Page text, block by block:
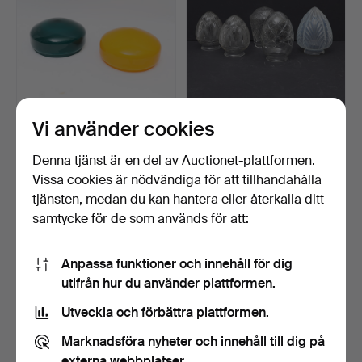
LAMPSKÄRMAR, 2st, 1900-
talets början.
Klubbades 23 maj 2026
1 bud
32 USD
LAMPKUPOR, 5st, tidigt
1900-tal, delvis me…
Klubbades 23 maj 2026
3 bud
43 USD
Vi använder cookies
Denna tjänst är en del av Auctionet-plattformen.
Vissa cookies är nödvändiga för att tillhandahålla
tjänsten, medan du kan hantera eller återkalla ditt
samtycke för de som används för att:
Anpassa funktioner och innehåll för dig
utifrån hur du använder plattformen.
Utveckla och förbättra plattformen.
Marknadsföra nyheter och innehåll till dig på